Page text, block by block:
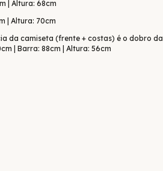
| Altura: 68cm
| Altura: 70cm
da camiseta (frente + costas) é o dobro
| Barra: 88cm | Altura: 56cm